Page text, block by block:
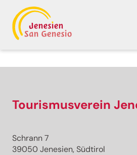
Tourismusverein
Schrann 7
39050 Jenesien, Südtirol